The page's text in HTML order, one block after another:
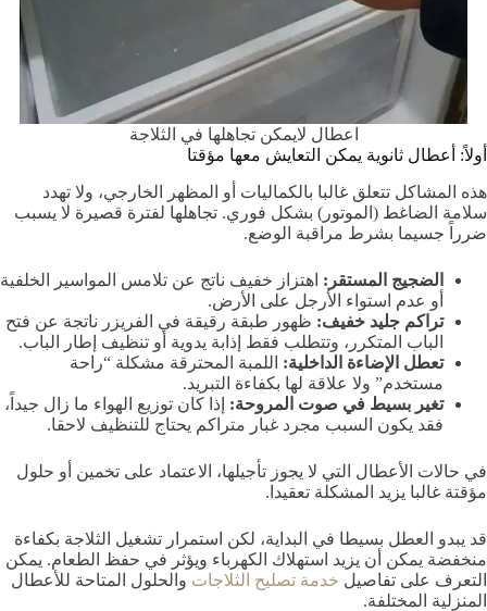
اعطال لايمكن تجاهلها في الثلاجة
أولاً: أعطال ثانوية يمكن التعايش معها مؤقتا
هذه المشاكل تتعلق غالبا بالكماليات أو المظهر الخارجي، ولا تهدد
سلامة الضاغط (الموتور) بشكل فوري. تجاهلها لفترة قصيرة لا يسبب
ضرراً جسيما بشرط مراقبة الوضع.
الضجيج المستقر: اهتزاز خفيف ناتج عن تلامس المواسير الخلفية
أو عدم استواء الأرجل على الأرض.
تراكم جليد خفيف: ظهور طبقة رقيقة في الفريزر ناتجة عن فتح
الباب المتكرر، وتتطلب فقط إذابة يدوية أو تنظيف إطار الباب.
تعطل الإضاءة الداخلية: اللمبة المحترقة مشكلة “راحة
مستخدم” ولا علاقة لها بكفاءة التبريد.
تغير بسيط في صوت المروحة: إذا كان توزيع الهواء ما زال جيداً،
فقد يكون السبب مجرد غبار متراكم يحتاج للتنظيف لاحقا.
في حالات الأعطال التي لا يجوز تأجيلها، الاعتماد على تخمين أو حلول
مؤقتة غالبا يزيد المشكلة تعقيدا.
قد يبدو العطل بسيطا في البداية، لكن استمرار تشغيل الثلاجة بكفاءة
منخفضة يمكن أن يزيد استهلاك الكهرباء ويؤثر في حفظ الطعام. يمكن
التعرف على تفاصيل خدمة تصليح الثلاجات والحلول المتاحة للأعطال
المنزلية المختلفة.